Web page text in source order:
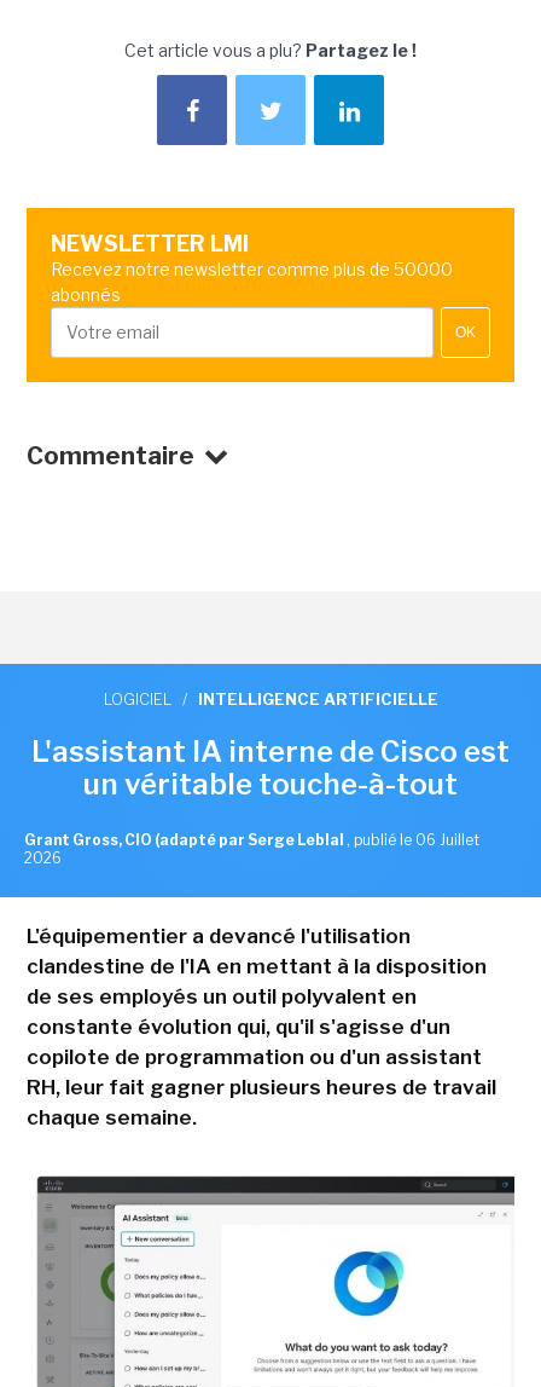
Cet article vous a plu? Partagez le !
NEWSLETTER LMI
Recevez notre newsletter comme plus de 50000
abonnés
OK
Commentaire
LOGICIEL / INTELLIGENCE ARTIFICIELLE
L'assistant IA interne de Cisco est
un véritable touche-à-tout
Grant Gross, CIO (adapté par Serge Leblal , publié le 06 Juillet
2026
L'équipementier a devancé l'utilisation
clandestine de l'IA en mettant à la disposition
de ses employés un outil polyvalent en
constante évolution qui, qu'il s'agisse d'un
copilote de programmation ou d'un assistant
RH, leur fait gagner plusieurs heures de travail
chaque semaine.